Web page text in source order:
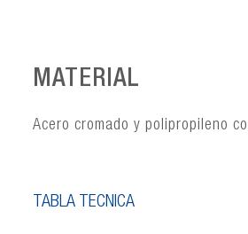
MATERIAL
Acero cromado y polipropileno
TABLA TÉCNICA